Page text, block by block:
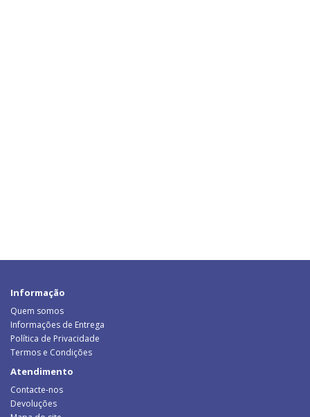
Informação
Quem somos
Informações de Entrega
Política de Privacidade
Termos e Condições
Atendimento
Contacte-nos
Devoluções